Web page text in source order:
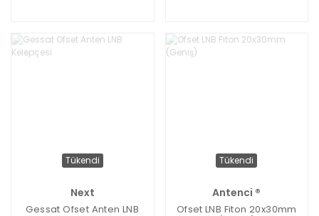
Tükendi
Next
Gessat Ofset Anten LNB
Tükendi
Antenci ®
Ofset LNB Fiton 20x30mm